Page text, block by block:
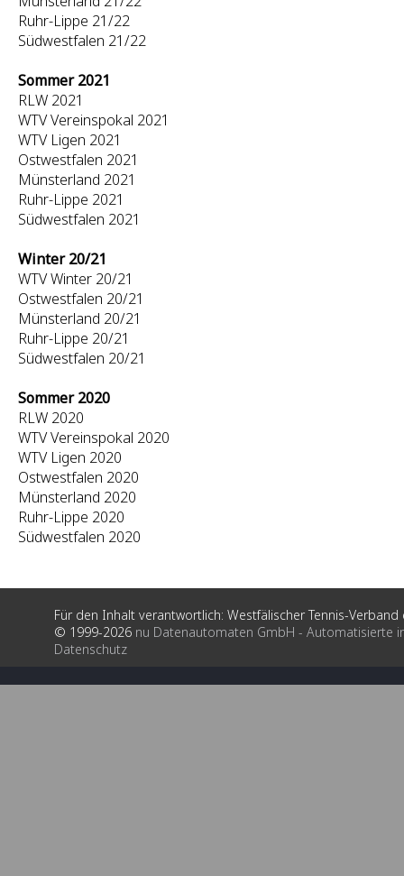
Ruhr-Lippe 21/22
Südwestfalen 21/22
Sommer 2021
RLW 2021
WTV Vereinspokal 2021
WTV Ligen 2021
Ostwestfalen 2021
Münsterland 2021
Ruhr-Lippe 2021
Südwestfalen 2021
Winter 20/21
WTV Winter 20/21
Ostwestfalen 20/21
Münsterland 20/21
Ruhr-Lippe 20/21
Südwestfalen 20/21
Sommer 2020
RLW 2020
WTV Vereinspokal 2020
WTV Ligen 2020
Ostwestfalen 2020
Münsterland 2020
Ruhr-Lippe 2020
Südwestfalen 2020
Für den Inhalt verantwortlich: Westfälischer Tennis-Verband
© 1999-2026 nu Datenautomaten GmbH - Automatisierte
Datenschutz